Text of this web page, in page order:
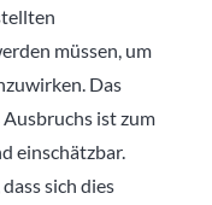
müssen, um
Das
ist zum
einschätzbar.
sich dies